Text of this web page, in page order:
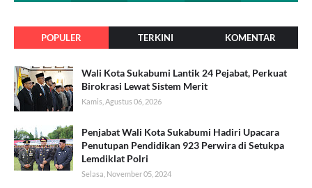
POPULER TERKINI KOMENTAR
Wali Kota Sukabumi Lantik 24 Pejabat, Perkuat
Birokrasi Lewat Sistem Merit
Kamis, Agustus 06, 2026
Penjabat Wali Kota Sukabumi Hadiri Upacara
Penutupan Pendidikan 923 Perwira di Setukpa
Lemdiklat Polri
Selasa, November 05, 2024